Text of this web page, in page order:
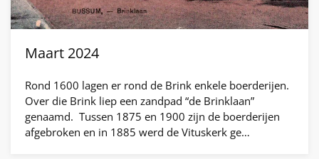
Maart 2024
Rond 1600 lagen er rond de Brink enkele boerderijen.
Over die Brink liep een zandpad “de Brinklaan”
genaamd. Tussen 1875 en 1900 zijn de boerderijen
afgebroken en in 1885 werd de Vituskerk ge…